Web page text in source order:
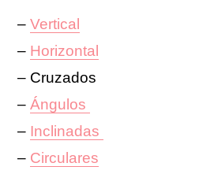
–Vertical
– Horizontal
– Cruzados
–Ángulos
– Inclinadas
– Circulares